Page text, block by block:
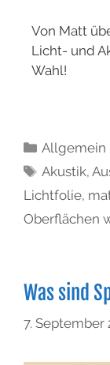
Von Matt
Licht- und
Wahl!
Allgemein
Akustik,
Lichtfolie,
Oberflächen
Was sind
7. September